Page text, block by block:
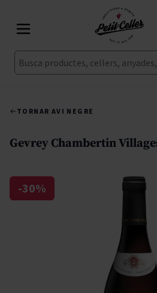
Cerca
TORNAR AVI NEGRE
Gevrey Chambertin
-30%